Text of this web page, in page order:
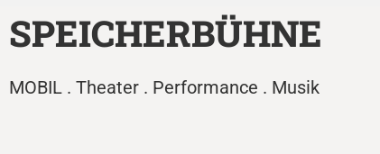
SPEICHERBÜHNE
MOBIL . Theater . Performance . Musik